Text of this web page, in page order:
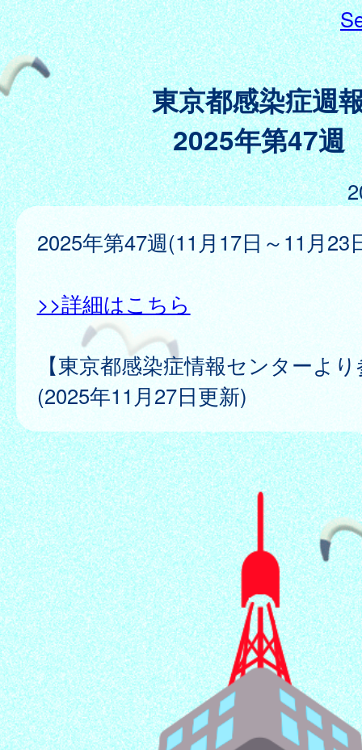
東京都感染症週
2025年第47週
2025年第47週(11月17日～11月23
>>詳細はこちら
【東京都感染症情報センターよ
(2025年11月27日更新)